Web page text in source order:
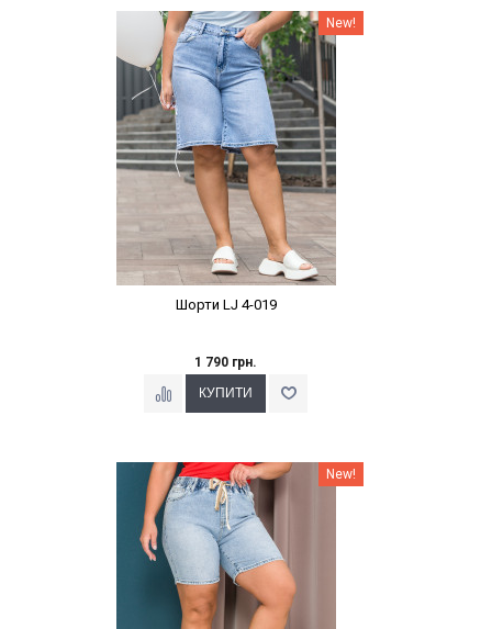
Наклейки Варіант з % New!
Шорти LJ 4-019
1 790 грн.
Наклейки Варіант з % New!